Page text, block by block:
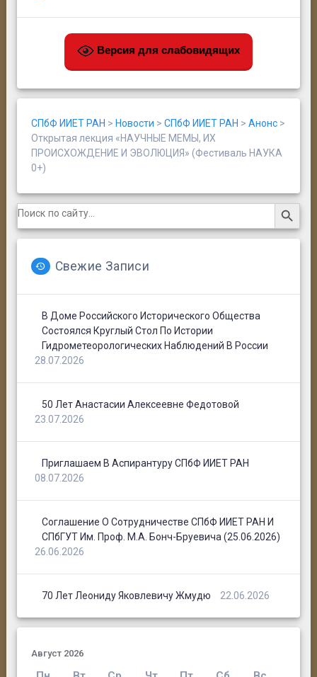
Версия для слабовидящих
СПбФ ИИЕТ РАН > Новости > СПбФ ИИЕТ РАН > Анонс>
Открытая лекция «НАУЧНЫЕ МЕМЫ, ИХ
ПРОИСХОЖДЕНИЕ И ЭВОЛЮЦИЯ» (Фестиваль НАУКА
0+)
Search
for:
Search Button
Свежие Записи
В Доме Российского Исторического Общества
Состоялся Круглый Стол По Истории
Гидрометеорологических Наблюдений В России
28.07.2026
50 Лет Анастасии Алексеевне Федотовой
23.07.2026
Приглашаем В Аспирантуру СПбФ ИИЕТ РАН
08.07.2026
Соглашение О Сотрудничестве СПбФ ИИЕТ РАН И
СПбГУТ Им. Проф. М.А. Бонч-Бруевича (25.06.2026)
26.06.2026
70 Лет Леониду Яковлевичу Жмудю 22.06.2026
Август 2026